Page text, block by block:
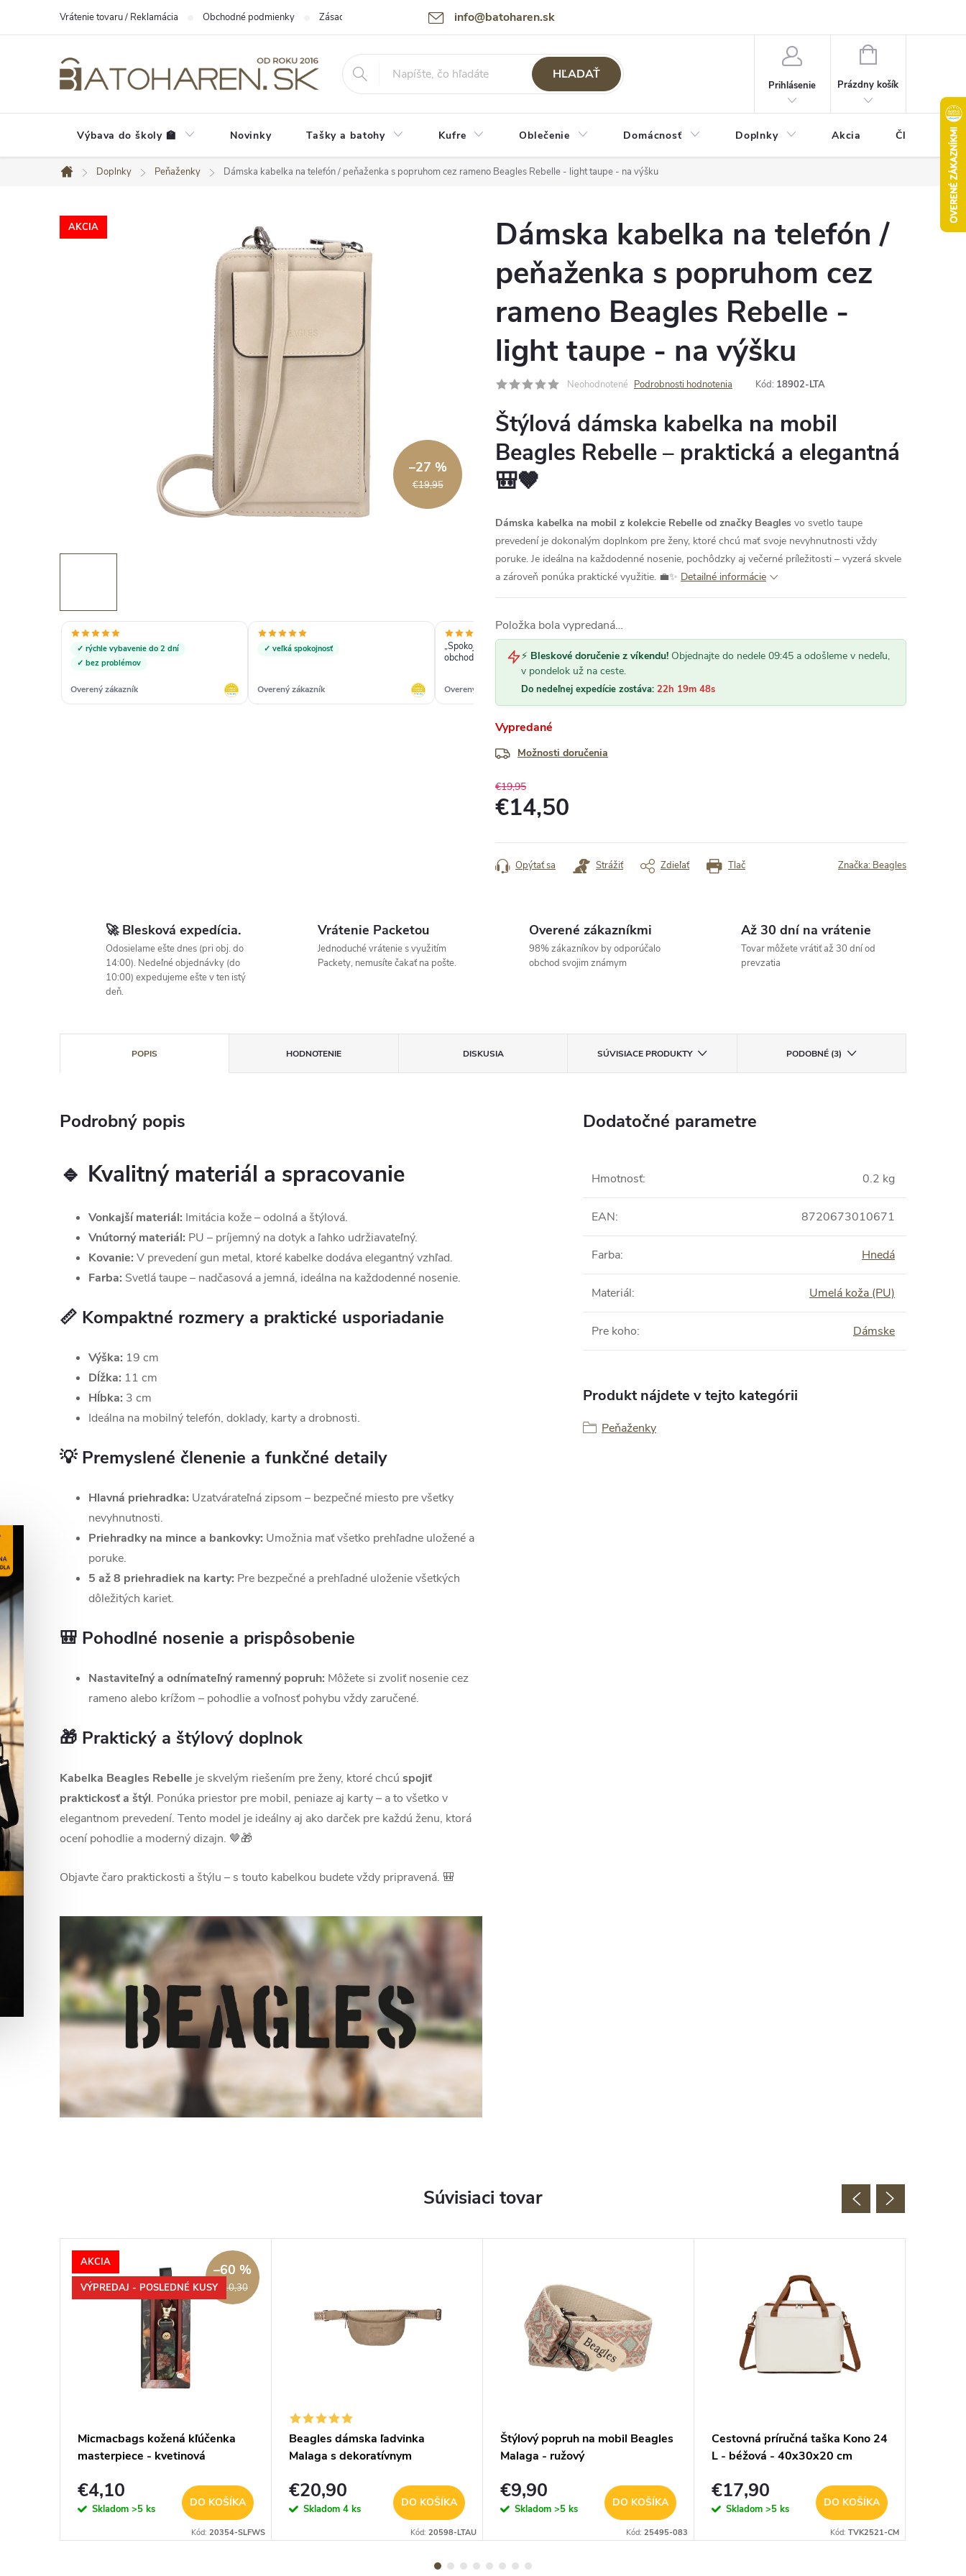
info@batoharen.sk
Vrátenie tovaru / Reklamácia Obchodné podmienky Zásady spracovania osobných údajov (GDPR) Podmienky použitia webu
HĽADAŤ
Prihlásenie
NÁKUPNÝ
Prázdny košík
Výbava do školy 🏫 Novinky Tašky a batohy Kufre Oblečenie Domácnosť Doplnky Akcia Články
Domov
Doplnky Peňaženky Dámska kabelka na telefón / peňaženka s popruhom cez rameno Beagles Rebelle - light taupe - na výšku
AKCIA
€19,95
–27 %
✓ rýchle vybavenie do 2 dní
✓ bez problémov
Overený zákazník
✓ veľká spokojnosť
Overený zákazník
„Spokojnosť s prehľadnosťou stránky
obchodu.“
Overený zákazník Overený zákazník
„Objednané v sobotu a hneď bola aj
objednávka vybavená . Utorok už
Dámska kabelka na telefón /
peňaženka s popruhom cez
rameno Beagles Rebelle -
light taupe - na výšku
Neohodnotené Podrobnosti hodnotenia Kód: 18902-LTA
Štýlová dámska kabelka na mobil
Beagles Rebelle – praktická a elegantná
🎒🤎
Dámska kabelka na mobil z kolekcie Rebelle od značky Beagles vo svetlo taupe
prevedení je dokonalým doplnkom pre ženy, ktoré chcú mať svoje nevyhnutnosti vždy
poruke. Je ideálna na každodenné nosenie, pochôdzky aj večerné príležitosti – vyzerá skvele
a zároveň ponúka praktické využitie. 💼✨ Detailné informácie
Položka bola vypredaná…
⚡ Bleskové doručenie z víkendu! Objednajte do nedele 09:45 a odošleme v nedeľu,
v pondelok už na ceste.
Do nedeľnej expedície zostáva: 22h 19m 47s
Vypredané
Možnosti doručenia
€19,95
€14,50
cena:
Tlač
Opýtať sa Strážiť Zdieľať Značka: Beagles
🚀 Blesková expedícia.
Odosielame ešte dnes (pri obj. do
14:00). Nedeľné objednávky (do
10:00) expedujeme ešte v ten istý
deň.
Vrátenie Packetou
Jednoduché vrátenie s využitím
Packety, nemusíte čakať na pošte.
Overené zákazníkmi
98% zákazníkov by odporúčalo
obchod svojim známym
Až 30 dní na vrátenie
Tovar môžete vrátiť až 30 dní od
prevzatia
POPIS HODNOTENIE DISKUSIA SÚVISIACE PRODUKTY PODOBNÉ (3)
Podrobný popis
🔹 Kvalitný materiál a spracovanie
Vonkajší materiál: Imitácia kože – odolná a štýlová.
Vnútorný materiál: PU – príjemný na dotyk a ľahko udržiavateľný.
Kovanie: V prevedení gun metal, ktoré kabelke dodáva elegantný vzhľad.
Farba: Svetlá taupe – nadčasová a jemná, ideálna na každodenné nosenie.
📏 Kompaktné rozmery a praktické usporiadanie
Výška: 19 cm
Dĺžka: 11 cm
Hĺbka: 3 cm
Ideálna na mobilný telefón, doklady, karty a drobnosti.
💡 Premyslené členenie a funkčné detaily
Hlavná priehradka: Uzatvárateľná zipsom – bezpečné miesto pre všetky
nevyhnutnosti.
Priehradky na mince a bankovky: Umožnia mať všetko prehľadne uložené a
poruke.
5 až 8 priehradiek na karty: Pre bezpečné a prehľadné uloženie všetkých
dôležitých kariet.
🎒 Pohodlné nosenie a prispôsobenie
Nastaviteľný a odnímateľný ramenný popruh: Môžete si zvoliť nosenie cez
rameno alebo krížom – pohodlie a voľnosť pohybu vždy zaručené.
🎁 Praktický a štýlový doplnok
Kabelka Beagles Rebelle je skvelým riešením pre ženy, ktoré chcú spojiť
praktickosť a štýl. Ponúka priestor pre mobil, peniaze aj karty – a to všetko v
elegantnom prevedení. Tento model je ideálny aj ako darček pre každú ženu, ktorá
ocení pohodlie a moderný dizajn. 🤎🎁
Objavte čaro praktickosti a štýlu – s touto kabelkou budete vždy pripravená. 🎒
Dodatočné parametre
Hmotnosť: 0.2 kg
EAN: 8720673010671
Farba: Hnedá
Materiál: Umelá koža (PU)
Pre koho: Dámske
Produkt nájdete v tejto kategórii
Peňaženky
Súvisiaci tovar
AKCIA
VÝPREDAJ - POSLEDNÉ KUSY€10,30
–60 %
Micmacbags kožená kľúčenka
masterpiece - kvetinová
€4,10
Skladom >5 ks
DO KOŠÍKA
Kód: 20354-SLFWS
Beagles dámska ľadvinka
Malaga s dekoratívnym
€20,90
Skladom 4 ks
DO KOŠÍKA
Kód: 20598-LTAU
Štýlový popruh na mobil Beagles
Malaga - ružový
€9,90
Skladom >5 ks
DO KOŠÍKA
Kód: 25495-083
Cestovná príručná taška Kono 24
L - béžová - 40x30x20 cm
€17,90
Skladom >5 ks
DO KOŠÍKA
Kód: TVK2521-CM